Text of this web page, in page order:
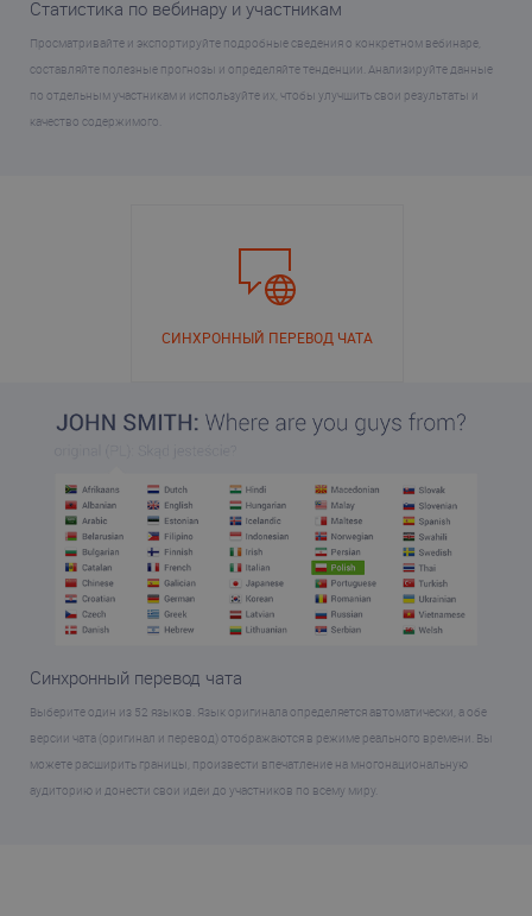
Статистика по вебинару и участникам
Просматривайте и экспортируйте подробные сведения о конкретном вебинаре,
составляйте полезные прогнозы и определяйте тенденции. Анализируйте данные
по отдельным участникам и используйте их, чтобы улучшить свои результаты и
качество содержимого.
СИНХРОННЫЙ ПЕРЕВОД ЧАТА
Синхронный перевод чата
Выберите один из 52 языков. Язык оригинала определяется автоматически, а обе
версии чата (оригинал и перевод) отображаются в режиме реального времени. Вы
можете расширить границы, произвести впечатление на многонациональную
аудиторию и донести свои идеи до участников по всему миру.